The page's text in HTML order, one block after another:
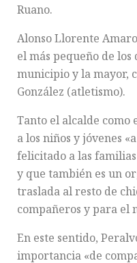
Ruano.
Alonso Llorente
el más pequeño de
municipio y la mayor,
González (atletismo).
Tanto el alcalde como
a los niños y jóvenes
felicitado a las
y que también es un
traslada al resto de
compañeros y para el
En este sentido,
importancia «de